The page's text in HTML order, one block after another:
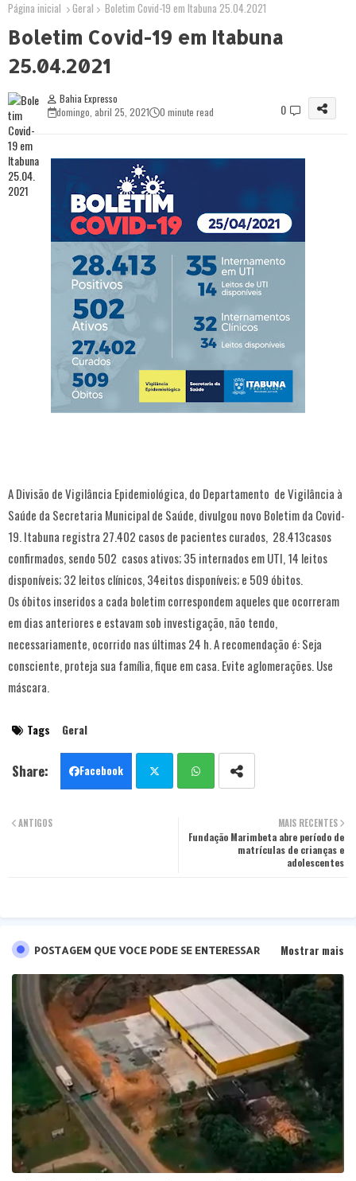
Página inicial Geral Boletim Covid-19 em Itabuna 25.04.2021
Boletim Covid-19 em Itabuna
25.04.2021
Bahia Expresso
domingo, abril 25, 2021
0 minute read 0
A Divisão de Vigilância Epidemiológica, do Departamento de Vigilância à
Saúde da Secretaria Municipal de Saúde, divulgou novo Boletim da Covid-
19. Itabuna registra 27.402 casos de pacientes curados, 28.413casos
confirmados, sendo 502 casos ativos; 35 internados em UTI, 14 leitos
disponíveis; 32 leitos clínicos, 34eitos disponíveis; e 509 óbitos.
Os óbitos inseridos a cada boletim correspondem aqueles que ocorreram
em dias anteriores e estavam sob investigação, não tendo,
necessariamente, ocorrido nas últimas 24 h. A recomendação é: Seja
consciente, proteja sua família, fique em casa. Evite aglomerações. Use
máscara.
Tags Geral
Facebook
tsa
MAIS RECENTES
Fundação Marimbeta abre período de
matrículas de crianças e
adolescentes
ANTIGOS
POSTAGEM QUE VOCE PODE SE ENTERESSAR Mostrar mais